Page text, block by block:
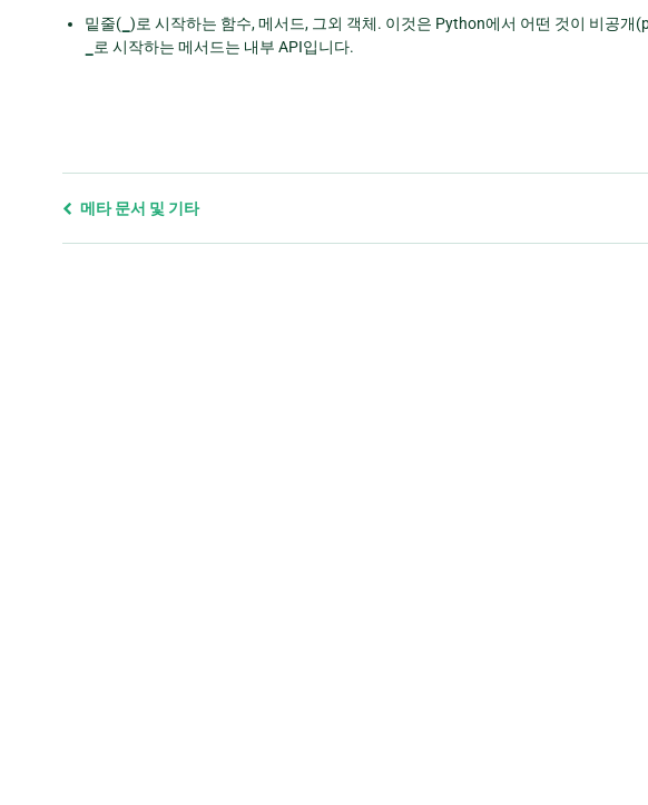
밑줄( )로 시작하는 함수, 메서드, 그외 객체. 이것은 Python에서 어떤 것이 비공개
로 시작하는 메서드는 내부 API입니다.
Previous
메타 문서 및 기타